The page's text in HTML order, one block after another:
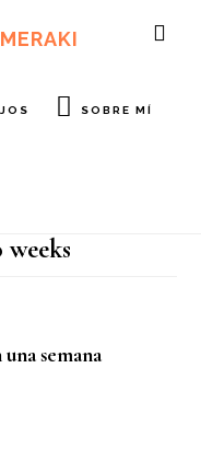
SOBRE MÍ
semana